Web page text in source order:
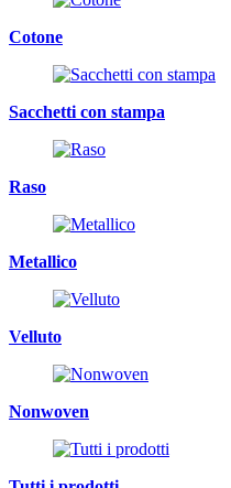
Cotone
Sacchetti con stampa
Raso
Metallico
Velluto
Nonwoven